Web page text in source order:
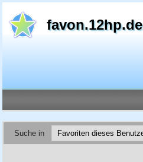
favon.12hp.de
Suche in